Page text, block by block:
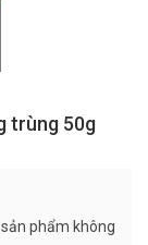
trùng 50g
phẩm không